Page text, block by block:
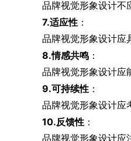
品牌视觉形象设计不
7.适应性 ：
品牌视觉形象设计应
8.情感共鸣 ：
品牌视觉形象设计应
9.可持续性 ：
品牌视觉形象设计应
10.反馈性 ：
品牌视觉形象设计应